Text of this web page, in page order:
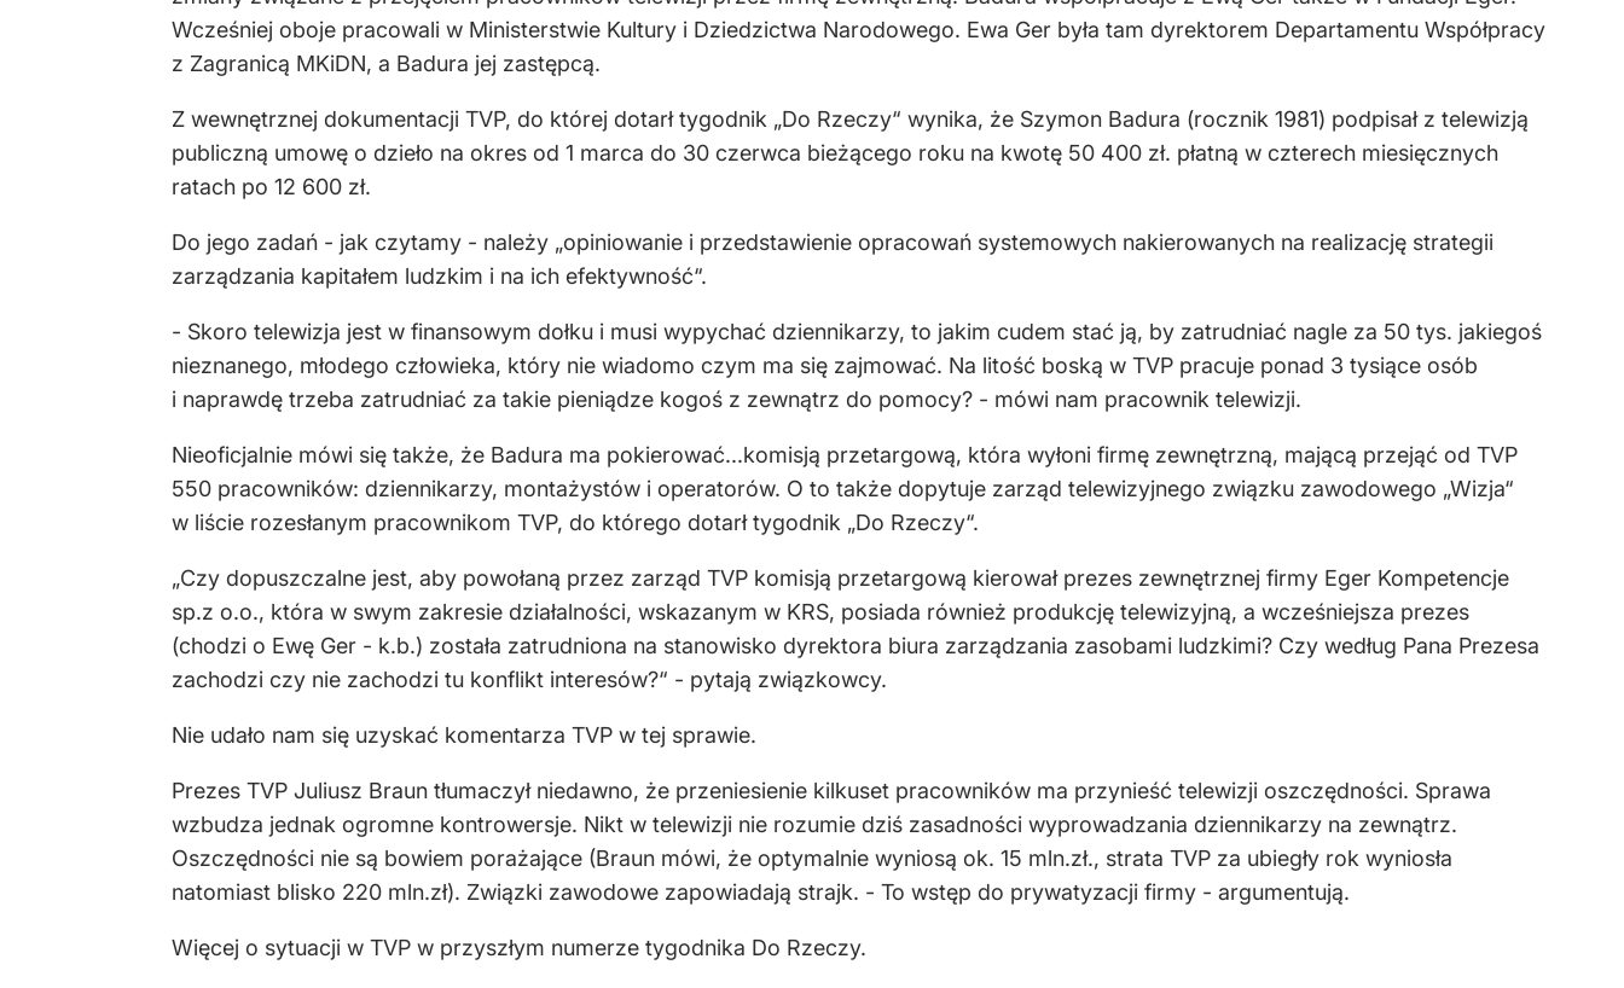
Wcześniej oboje pracowali w Ministerstwie Kultury i Dziedzictwa Narodowego. Ewa Ger była tam dyrektorem Departamentu Współpracy
z Zagranicą MKiDN, a Badura jej zastępcą.
Z wewnętrznej dokumentacji TVP, do której dotarł tygodnik „Do Rzeczy“ wynika, że Szymon Badura (rocznik 1981) podpisał z telewizją
publiczną umowę o dzieło na okres od 1 marca do 30 czerwca bieżącego roku na kwotę 50 400 zł. płatną w czterech miesięcznych
ratach po 12 600 zł.
Do jego zadań - jak czytamy - należy „opiniowanie i przedstawienie opracowań systemowych nakierowanych na realizację strategii
zarządzania kapitałem ludzkim i na ich efektywność“.
- Skoro telewizja jest w finansowym dołku i musi wypychać dziennikarzy, to jakim cudem stać ją, by zatrudniać nagle za 50 tys. jakiegoś
nieznanego, młodego człowieka, który nie wiadomo czym ma się zajmować. Na litość boską w TVP pracuje ponad 3 tysiące osób
i naprawdę trzeba zatrudniać za takie pieniądze kogoś z zewnątrz do pomocy? - mówi nam pracownik telewizji.
Nieoficjalnie mówi się także, że Badura ma pokierować...komisją przetargową, która wyłoni firmę zewnętrzną, mającą przejąć od TVP
550 pracowników: dziennikarzy, montażystów i operatorów. O to także dopytuje zarząd telewizyjnego związku zawodowego „Wizja“
w liście rozesłanym pracownikom TVP, do którego dotarł tygodnik „Do Rzeczy“.
„Czy dopuszczalne jest, aby powołaną przez zarząd TVP komisją przetargową kierował prezes zewnętrznej firmy Eger Kompetencje
sp.z o.o., która w swym zakresie działalności, wskazanym w KRS, posiada również produkcję telewizyjną, a wcześniejsza prezes
(chodzi o Ewę Ger - k.b.) została zatrudniona na stanowisko dyrektora biura zarządzania zasobami ludzkimi? Czy według Pana Prezesa
zachodzi czy nie zachodzi tu konflikt interesów?“ - pytają związkowcy.
Nie udało nam się uzyskać komentarza TVP w tej sprawie.
Prezes TVP Juliusz Braun tłumaczył niedawno, że przeniesienie kilkuset pracowników ma przynieść telewizji oszczędności. Sprawa
wzbudza jednak ogromne kontrowersje. Nikt w telewizji nie rozumie dziś zasadności wyprowadzania dziennikarzy na zewnątrz.
Oszczędności nie są bowiem porażające (Braun mówi, że optymalnie wyniosą ok. 15 mln.zł., strata TVP za ubiegły rok wyniosła
natomiast blisko 220 mln.zł). Związki zawodowe zapowiadają strajk. - To wstęp do prywatyzacji firmy - argumentują.
Więcej o sytuacji w TVP w przyszłym numerze tygodnika Do Rzeczy.